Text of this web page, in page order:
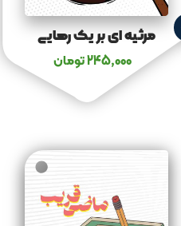
مرثیه‌ ای بر یک رهایی
245,000تومان